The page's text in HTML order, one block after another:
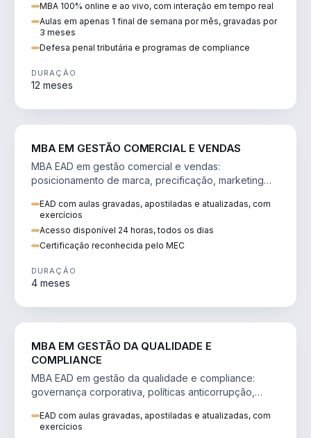
MBA 100% online e ao vivo, com interação em tempo real
Aulas em apenas 1 final de semana por mês, gravadas por
3 meses
Defesa penal tributária e programas de compliance
DURAÇÃO
12 meses
MBA EM GESTÃO COMERCIAL E VENDAS
MBA EAD em gestão comercial e vendas:
posicionamento de marca, precificação, marketing
EAD com aulas gravadas, apostiladas e atualizadas, com
exercícios
Acesso disponível 24 horas, todos os dias
Certificação reconhecida pelo MEC
DURAÇÃO
4 meses
MBA EM GESTÃO DA QUALIDADE E
COMPLIANCE
MBA EAD em gestão da qualidade e compliance:
governança corporativa, políticas anticorrupção,
EAD com aulas gravadas, apostiladas e atualizadas, com
exercícios